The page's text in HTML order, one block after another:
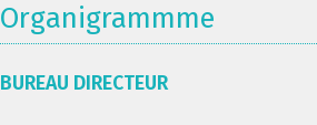
Organigrammme
BUREAU DIRECTEUR